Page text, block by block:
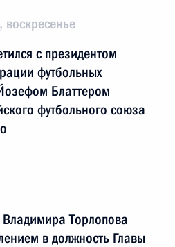
с президентом
футбольных
Блаттером
футбольного союза
Торлопова
в должность Главы